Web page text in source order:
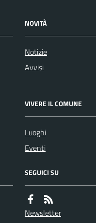
NOVITÀ
Notizie
Avvisi
VIVERE IL COMUNE
Luoghi
Eventi
SEGUICI SU
Newsletter